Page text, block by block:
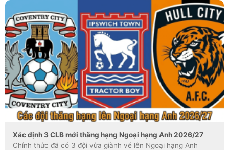
Xác định 3 CLB mới thăng hạng Ngoại hạng Anh 2026/27
Chính thức đã có 3 đội vừa giành vé lên Ngoại hạng Anh